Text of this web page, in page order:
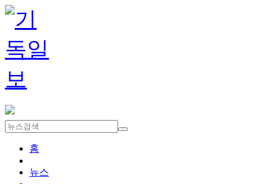
홈
뉴스